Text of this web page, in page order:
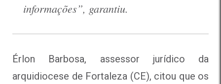
informações”, garantiu.
Érlon Barbosa, assessor jurídico da
arquidiocese de Fortaleza (CE), citou que os